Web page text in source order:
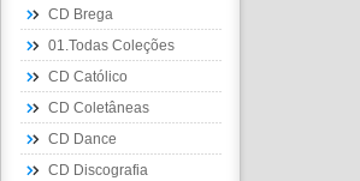
CD Brega
01.Todas Coleções
CD Católico
CD Coletâneas
CD Dance
CD Discografia